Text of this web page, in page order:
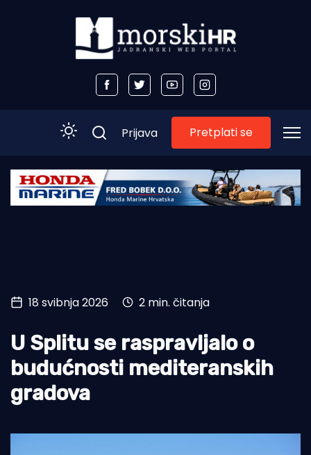
Početna
Otoci
Turizam i nautika
Pomorstvo
Ribolov
Prijava Pretplati se
18 svibnja 2026 2 min. čitanja
U Splitu se raspravljalo o
budućnosti mediteranskih
gradova